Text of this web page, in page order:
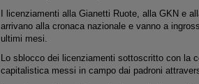
I licenziamenti alla Gianetti Ruote, alla GKN e
arrivano alla cronaca nazionale e vanno a
ultimi mesi.
Lo sblocco dei licenziamenti sottoscritto con la
capitalistica messi in campo dai padroni